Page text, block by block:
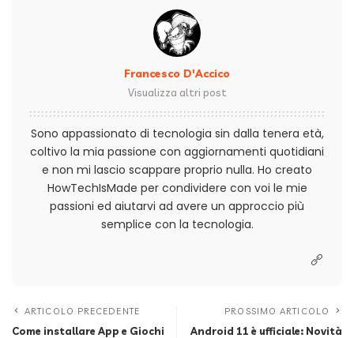
Francesco D'Accico
Visualizza altri post
Sono appassionato di tecnologia sin dalla tenera età,
coltivo la mia passione con aggiornamenti quotidiani
e non mi lascio scappare proprio nulla. Ho creato
HowTechIsMade per condividere con voi le mie
passioni ed aiutarvi ad avere un approccio più
semplice con la tecnologia.
ARTICOLO PRECEDENTE
Come installare App e Giochi
PROSSIMO ARTICOLO
Android 11 è ufficiale: Novità